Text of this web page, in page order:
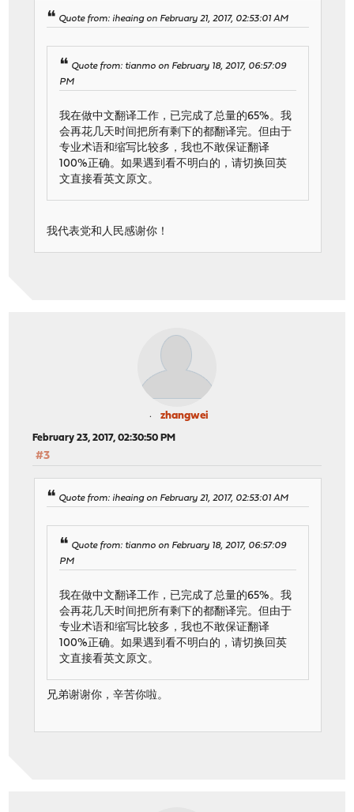
Quote from: iheaing on February 21, 2017, 02:53:01 AM
Quote from: tianmo on February 18, 2017, 06:57:09
PM
我在做中文翻译工作，已完成了总量的65%。我
会再花几天时间把所有剩下的都翻译完。但由于
专业术语和缩写比较多，我也不敢保证翻译
100%正确。如果遇到看不明白的，请切换回英
文直接看英文原文。
我代表党和人民感谢你！
zhangwei
February 23, 2017, 02:30:50 PM
#3
Quote from: iheaing on February 21, 2017, 02:53:01 AM
Quote from: tianmo on February 18, 2017, 06:57:09
PM
我在做中文翻译工作，已完成了总量的65%。我
会再花几天时间把所有剩下的都翻译完。但由于
专业术语和缩写比较多，我也不敢保证翻译
100%正确。如果遇到看不明白的，请切换回英
文直接看英文原文。
兄弟谢谢你，辛苦你啦。